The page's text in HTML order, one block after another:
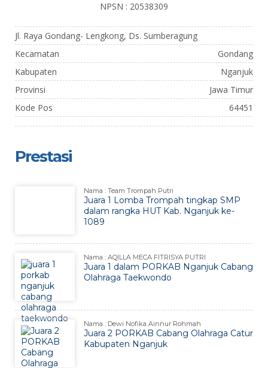
NPSN : 20538309
Jl. Raya Gondang- Lengkong, Ds. Sumberagung
Kecamatan
Gondang
Kabupaten
Nganjuk
Provinsi
Jawa Timur
Kode Pos
64451
Prestasi
Nama : Team Trompah Putri
Juara 1 Lomba Trompah tingkap SMP
dalam rangka HUT Kab. Nganjuk ke-
1089
Nama : AQILLA MECA FITRISYA PUTRI
Juara 1 dalam PORKAB Nganjuk Cabang
Olahraga Taekwondo
Nama : Dewi Nofika Ainnur Rohmah
Juara 2 PORKAB Cabang Olahraga Catur
Kabupaten Nganjuk